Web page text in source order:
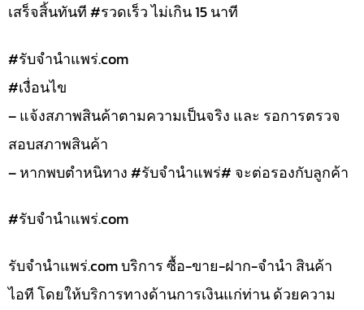
เสร็จสิ้นทันที #รวดเร็ว ไม่เกิน 15 นาที
#รับจํานําแพร่.com
#เงื่อนไข
– แจ้งสภาพสินค้าตามความเป็นจริง และ รอการตรวจ
สอบสภาพสินค้า
– หากพบตำหนิทาง #รับจำนำแพร่# จะต่อรองกับลูกค้า
#รับจํานําแพร่.com
รับจํานําแพร่.com บริการ ซื้อ-ขาย-ฝาก-จำนำ สินค้า
ไอที โดยให้บริการทางด้านการเงินแก่ท่าน ด้วยความ